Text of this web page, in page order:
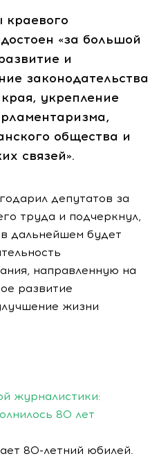
«за большой
и
законодательства
укрепление
общества и
связей».
депутатов за
труда и подчеркнул,
дальнейшем будет
направленную на
развитие
жизни
журналистики:
80 лет
80-летний юбилей.